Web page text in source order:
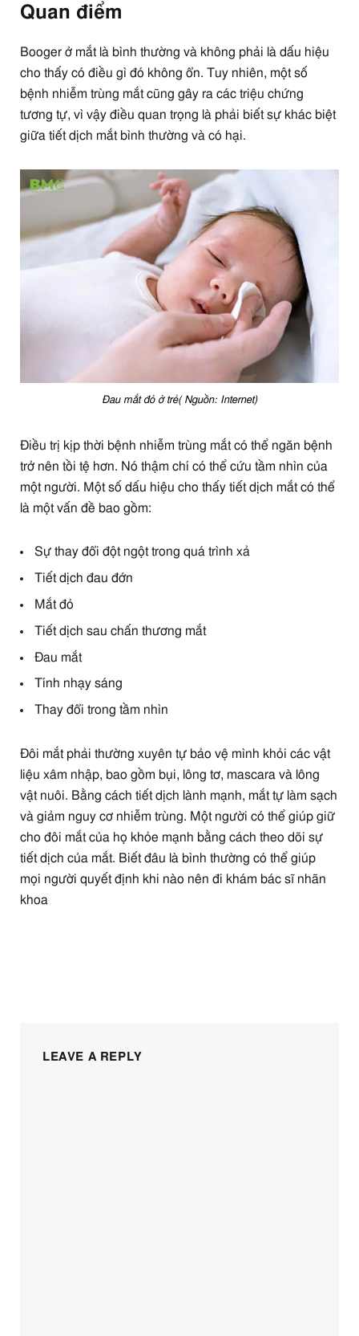
Quan điểm
Booger ở mắt là bình thường và không phải là dấu hiệu
cho thấy có điều gì đó không ổn. Tuy nhiên, một số
bệnh nhiễm trùng mắt cũng gây ra các triệu chứng
tương tự, vì vậy điều quan trọng là phải biết sự khác biệt
giữa tiết dịch mắt bình thường và có hại.
Đau mắt đỏ ở trẻ( Nguồn: Internet)
Điều trị kịp thời bệnh nhiễm trùng mắt có thể ngăn bệnh
trở nên tồi tệ hơn. Nó thậm chí có thể cứu tầm nhìn của
một người. Một số dấu hiệu cho thấy tiết dịch mắt có thể
là một vấn đề bao gồm:
Sự thay đổi đột ngột trong quá trình xả
Tiết dịch đau đớn
Mắt đỏ
Tiết dịch sau chấn thương mắt
Đau mắt
Tính nhạy sáng
Thay đổi trong tầm nhìn
Đôi mắt phải thường xuyên tự bảo vệ mình khỏi các vật
liệu xâm nhập, bao gồm bụi, lông tơ, mascara và lông
vật nuôi. Bằng cách tiết dịch lành mạnh, mắt tự làm sạch
và giảm nguy cơ nhiễm trùng. Một người có thể giúp giữ
cho đôi mắt của họ khỏe mạnh bằng cách theo dõi sự
tiết dịch của mắt. Biết đâu là bình thường có thể giúp
mọi người quyết định khi nào nên đi khám bác sĩ nhãn
khoa
LEAVE A REPLY